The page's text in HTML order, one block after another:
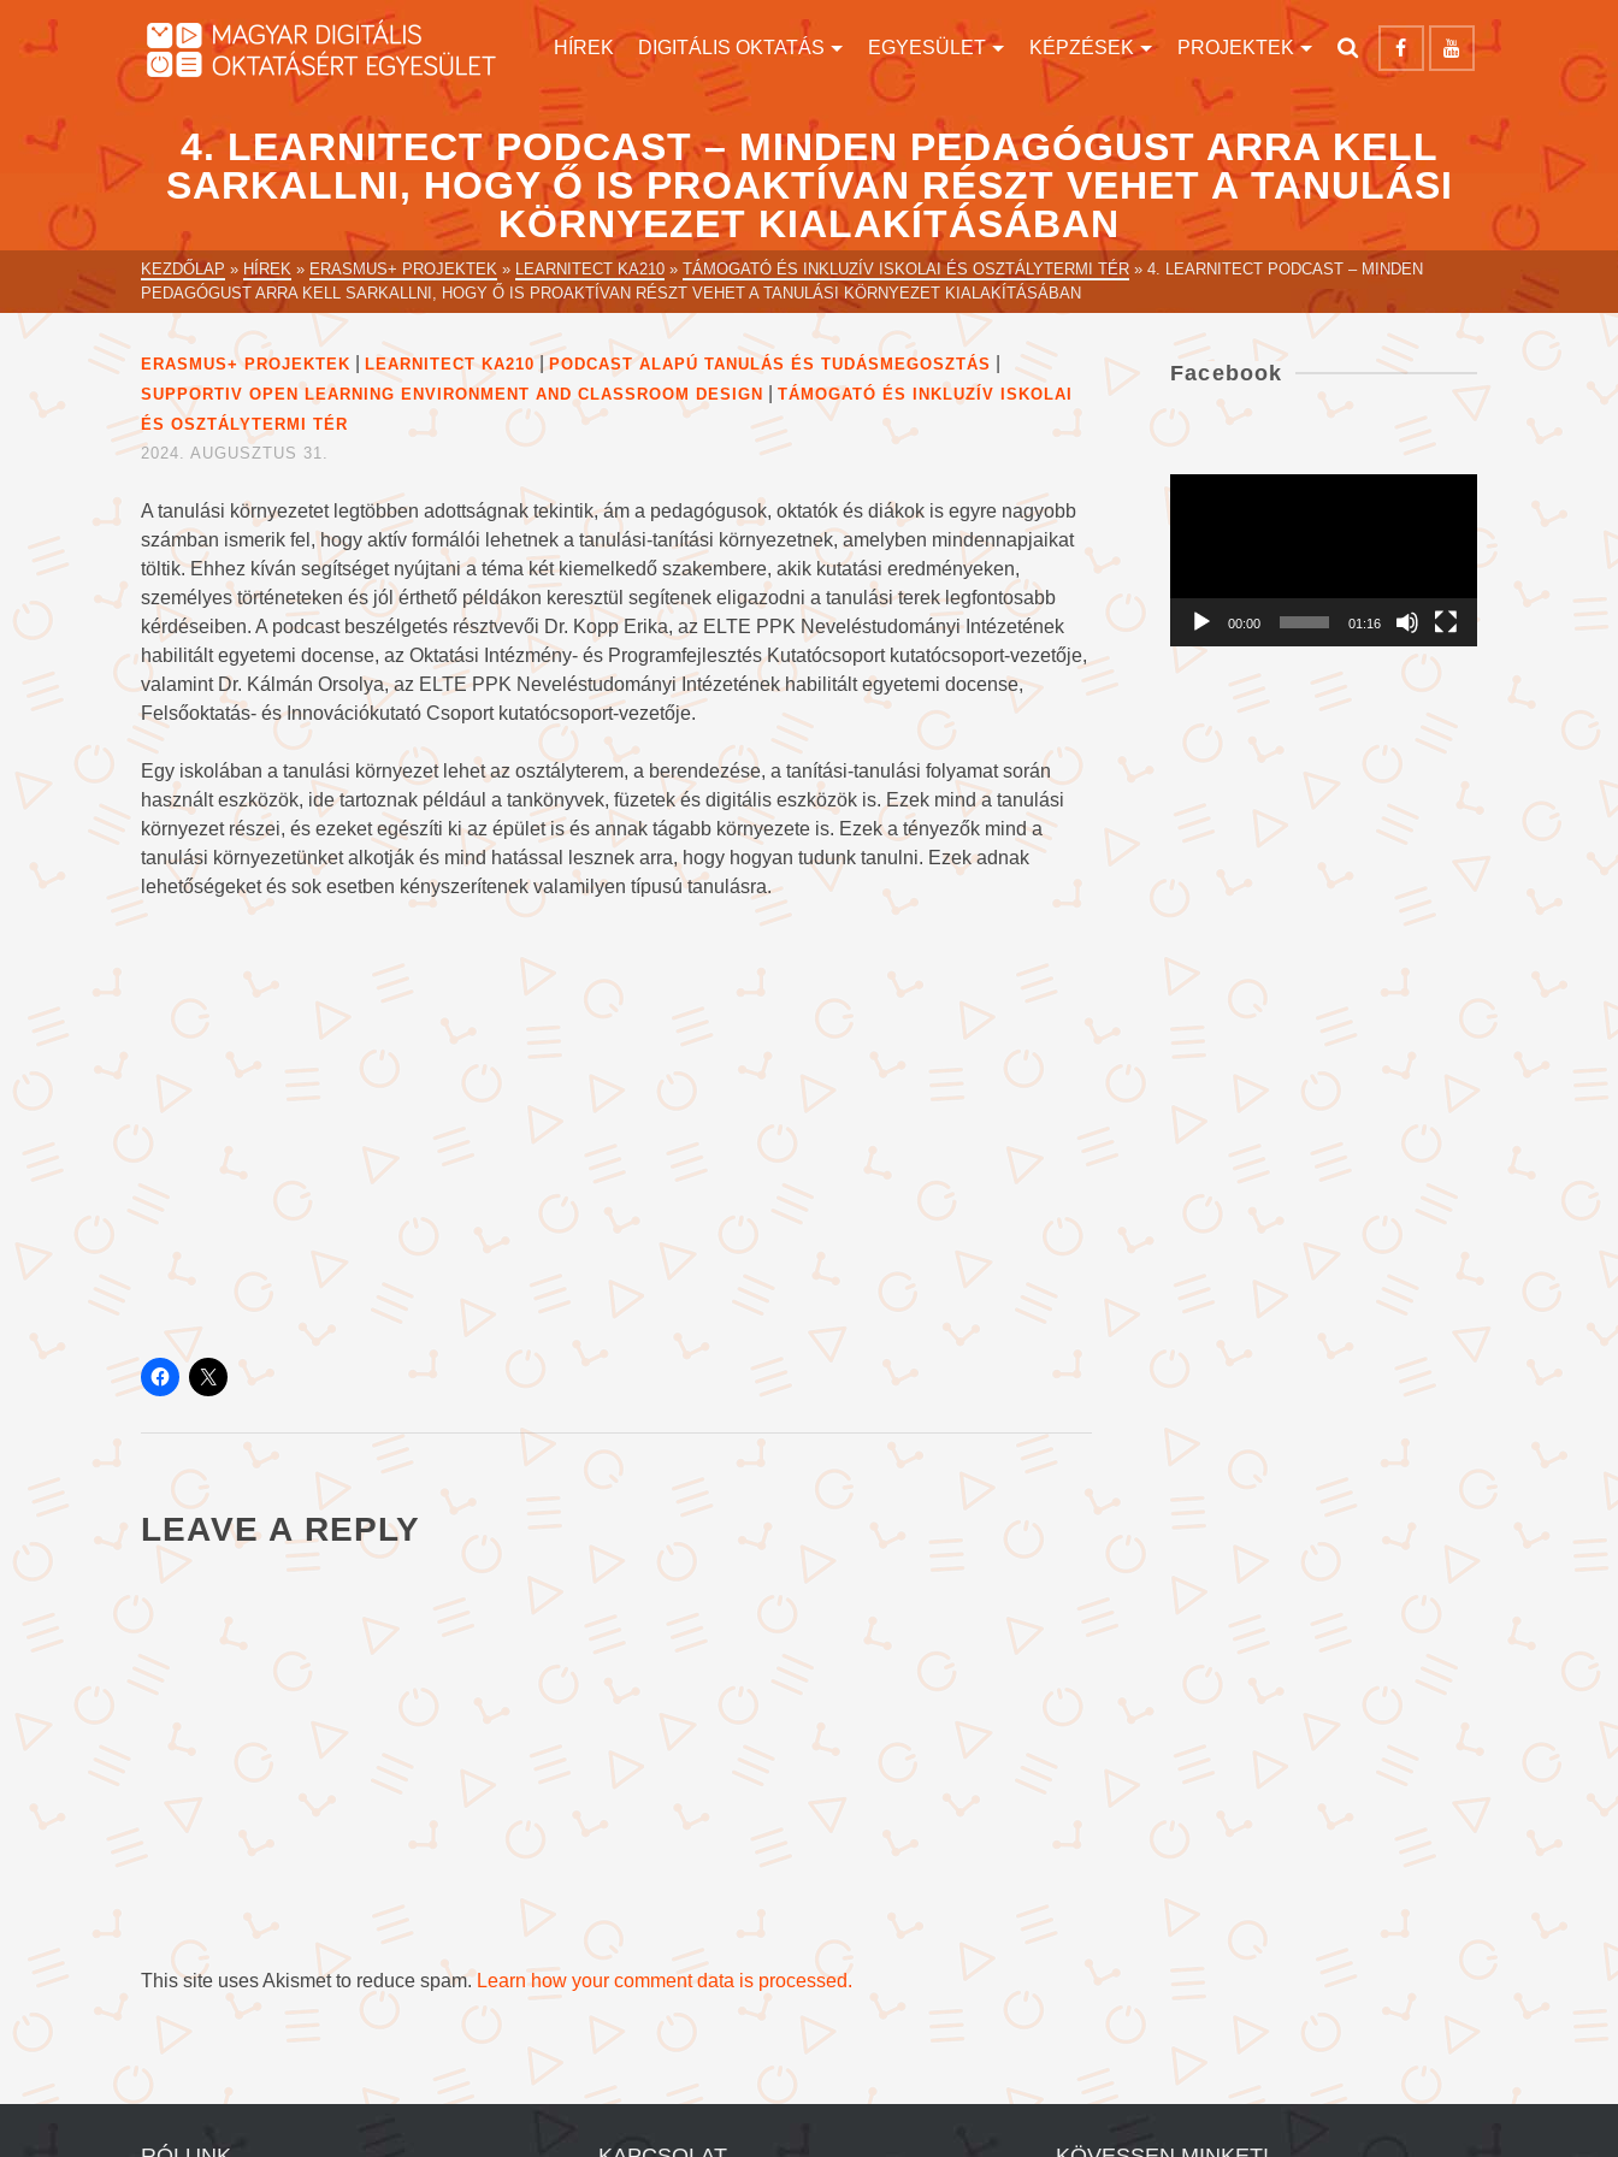
HÍREK DIGITÁLIS OKTATÁS EGYESÜLET KÉPZÉSEK PROJEKTEK
4. LEARNITECT PODCAST – MINDEN PEDAGÓGUST ARRA KELL
SARKALLNI, HOGY Ő IS PROAKTÍVAN RÉSZT VEHET A TANULÁSI
KÖRNYEZET KIALAKÍTÁSÁBAN
KEZDŐLAP » HÍREK » ERASMUS+ PROJEKTEK » LEARNITECT KA210 » TÁMOGATÓ ÉS INKLUZÍV ISKOLAI ÉS OSZTÁLYTERMI TÉR » 4. LEARNITECT PODCAST – MINDEN
PEDAGÓGUST ARRA KELL SARKALLNI, HOGY Ő IS PROAKTÍVAN RÉSZT VEHET A TANULÁSI KÖRNYEZET KIALAKÍTÁSÁBAN
ERASMUS+ PROJEKTEK LEARNITECT KA210|PODCAST ALAPÚ TANULÁS ÉS TUDÁSMEGOSZTÁS
SUPPORTIV OPEN LEARNING ENVIRONMENT AND CLASSROOM DESIGN
TÁMOGATÓ ÉS INKLUZÍV ISKOLAI
ÉS OSZTÁLYTERMI TÉR
2024. AUGUSZTUS 31.
A tanulási környezetet legtöbben adottságnak tekintik, ám a pedagógusok, oktatók és diákok is egyre nagyobb
számban ismerik fel, hogy aktív formálói lehetnek a tanulási-tanítási környezetnek, amelyben mindennapjaikat
töltik. Ehhez kíván segítséget nyújtani a téma két kiemelkedő szakembere, akik kutatási eredményeken,
személyes történeteken és jól érthető példákon keresztül segítenek eligazodni a tanulási terek legfontosabb
kérdéseiben. A podcast beszélgetés résztvevői Dr. Kopp Erika, az ELTE PPK Neveléstudományi Intézetének
habilitált egyetemi docense, az Oktatási Intézmény- és Programfejlesztés Kutatócsoport kutatócsoport-vezetője,
valamint Dr. Kálmán Orsolya, az ELTE PPK Neveléstudományi Intézetének habilitált egyetemi docense,
Felsőoktatás- és Innovációkutató Csoport kutatócsoport-vezetője.
Egy iskolában a tanulási környezet lehet az osztályterem, a berendezése, a tanítási-tanulási folyamat során
használt eszközök, ide tartoznak például a tankönyvek, füzetek és digitális eszközök is. Ezek mind a tanulási
környezet részei, és ezeket egészíti ki az épület is és annak tágabb környezete is. Ezek a tényezők mind a
tanulási környezetünket alkotják és mind hatással lesznek arra, hogy hogyan tudunk tanulni. Ezek adnak
lehetőségeket és sok esetben kényszerítenek valamilyen típusú tanulásra.
LEAVE A REPLY
This site uses Akismet to reduce spam. Learn how your comment data is processed.
Facebook
Videólejátszó
00:00 01:16